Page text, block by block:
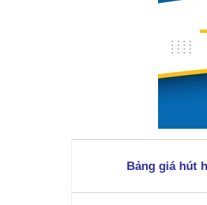
Bảng giá hút